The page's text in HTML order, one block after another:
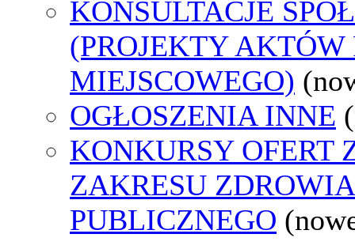
KONSULTACJE
(PROJEKTY AKTÓW
MIEJSCOWEGO)
OGŁOSZENIA INNE
KONKURSY OFERT
ZAKRESU ZDROWIA
PUBLICZNEGO